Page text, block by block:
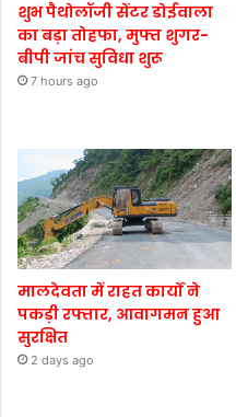
शुभ पैथोलॉजी सेंटर डोईवाला
का बड़ा तोहफा, मुफ्त शुगर-
बीपी जांच सुविधा शुरू
7 hours ago
मालदेवता में राहत कार्यों ने
पकड़ी रफ्तार, आवागमन हुआ
सुरक्षित
2 days ago